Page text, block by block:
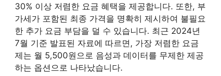
30% 이상 저렴한 요금 혜택을 제공합니다. 또한, 부
가세가 포함된 최종 가격을 명확히 제시하여 불필요
한 추가 요금 부담을 덜 수 있습니다. 최근 2024년
7월 기준 발표된 자료에 따르면, 가장 저렴한 요금
제는 월 5,500원으로 음성과 데이터를 무제한 제공
하는 옵션으로 나타났습니다.